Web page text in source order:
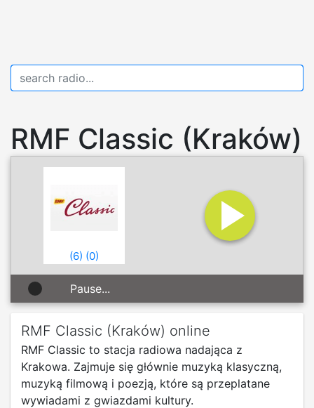
RMF Classic (Kraków)
(6) (0)
Pause...
RMF Classic (Kraków) online
RMF Classic to stacja radiowa nadająca z
Krakowa. Zajmuje się głównie muzyką klasyczną,
muzyką filmową i poezją, które są przeplatane
wywiadami z gwiazdami kultury.